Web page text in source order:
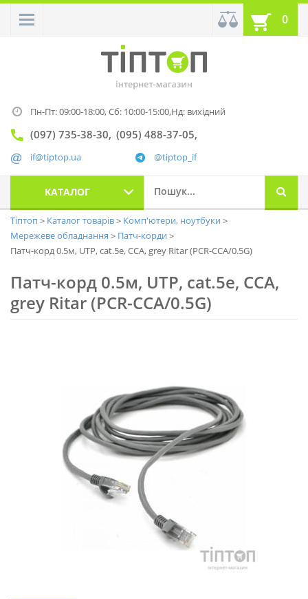
0
Пн-Пт: 09:00-18:00,Сб: 10:00-15:00,Нд: вихідний
(097) 735-38-30 (095) 488-37-05
@tiptop_if
if@tiptop.ua
КАТАЛОГ
Тіптоп Каталог товарів
Комп'ютери, ноутбуки
Мережеве обладнання
Патч-корди
Патч-корд 0.5м, UTP, cat.5e, CCA, grey Ritar (PCR-CCA/0.5G)
Патч-корд 0.5м, UTP, cat.5e, CCA,
grey Ritar (PCR-CCA/0.5G)